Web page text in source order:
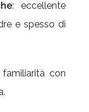
: eccellente
e spesso di
con